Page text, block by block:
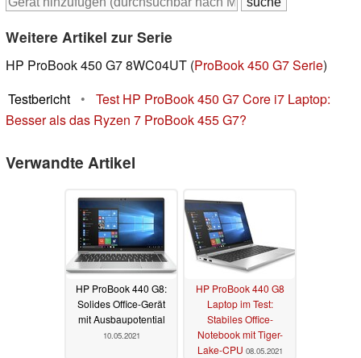
Weitere Artikel zur Serie
HP ProBook 450 G7 8WC04UT (ProBook 450 G7 Serie)
Testbericht
•
Test HP ProBook 450 G7 Core i7 Laptop:
Besser als das Ryzen 7 ProBook 455 G7?
Verwandte Artikel
HP ProBook 440 G8:
Solides Office-Gerät
mit Ausbaupotential
10.05.2021
HP ProBook 440 G8
Laptop im Test:
Stabiles Office-
Notebook mit Tiger-
Lake-CPU 08.05.2021